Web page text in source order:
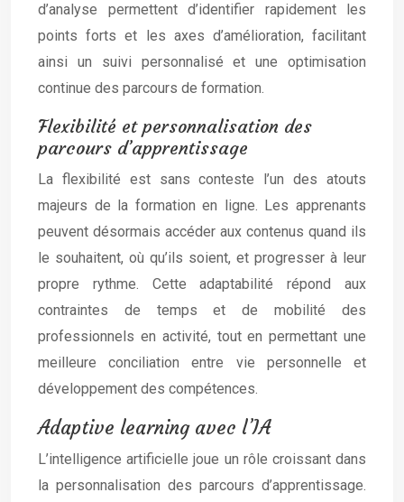
d’analyse permettent d’identifier rapidement les
points forts et les axes d’amélioration, facilitant
ainsi un suivi personnalisé et une optimisation
continue des parcours de formation.
Flexibilité et personnalisation des
parcours d’apprentissage
La flexibilité est sans conteste l’un des atouts
majeurs de la formation en ligne. Les apprenants
peuvent désormais accéder aux contenus quand ils
le souhaitent, où qu’ils soient, et progresser à leur
propre rythme. Cette adaptabilité répond aux
contraintes de temps et de mobilité des
professionnels en activité, tout en permettant une
meilleure conciliation entre vie personnelle et
développement des compétences.
Adaptive learning avec l’IA
L’intelligence artificielle joue un rôle croissant dans
la personnalisation des parcours d’apprentissage.